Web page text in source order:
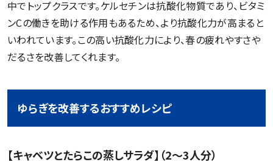
中でトップクラスです。ケルセチンは抗酸化物質であり、ビタミ
ンCの働きを助ける作用もあるため、より抗酸化力が高まると
いわれています。この高い抗酸化力により、春の疲れやすさや
だるさを改善してくれます。
ゆらぎを改善するおすすめレシピ
【キャベツとたらこの蒸しサラダ】（2～3人分）